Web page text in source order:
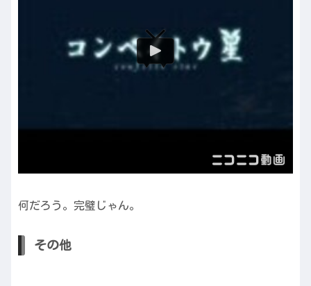
何だろう。完璧じゃん。
その他